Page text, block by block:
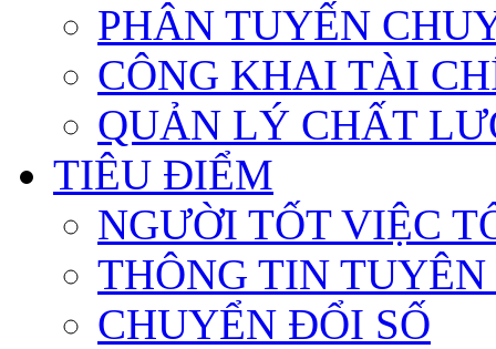
PHÂN TUYẾN
CÔNG KHAI TÀI
QUẢN LÝ CHẤT
TIÊU ĐIỂM
NGƯỜI TỐT VIỆC
THÔNG TIN
CHUYỂN ĐỔI SỐ